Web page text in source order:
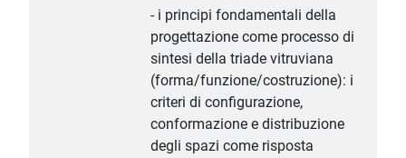
- i principi fondamentali della
progettazione come processo di
sintesi della triade vitruviana
(forma/funzione/costruzione): i
criteri di configurazione,
conformazione e distribuzione
degli spazi come risposta